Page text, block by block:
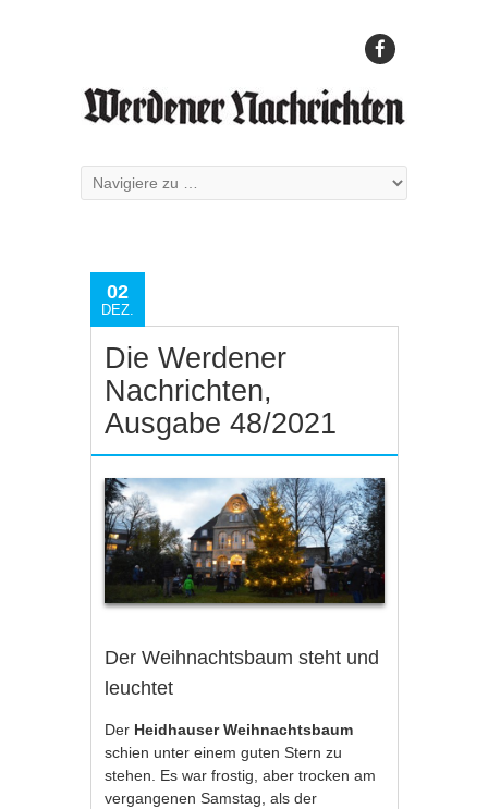
02
DEZ.
Die Werdener
Nachrichten,
Ausgabe 48/2021
Der Weihnachtsbaum steht und
leuchtet
Der Heidhauser Weihnachtsbaum
schien unter einem guten Stern zu
stehen. Es war frostig, aber trocken am
vergangenen Samstag, als der